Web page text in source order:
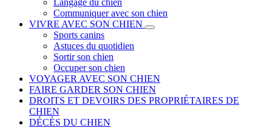
Langage du chien
Communiquer avec son chien
VIVRE AVEC SON CHIEN
Sports canins
Astuces du quotidien
Sortir son chien
Occuper son chien
VOYAGER AVEC SON CHIEN
FAIRE GARDER SON CHIEN
DROITS ET DEVOIRS DES PROPRIÉTAIRES DE
CHIEN
DÉCÈS DU CHIEN